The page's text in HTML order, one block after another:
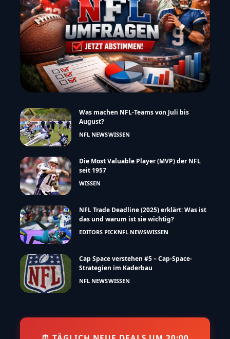
Was machen NFL-Teams von Juli bis
August?
NFL NEWSWISSEN
Die Most Valuable Player (MVP) der NFL
seit 1957
WISSEN
NFL Trade Deadline (2025) erklärt: Was ist
das und warum ist sie wichtig?
EDITORS PICKNFL NEWSWISSEN
Cap Space verstehen #5 – Cap-Space-
Strategien im Kaderbau
NFL NEWSWISSEN